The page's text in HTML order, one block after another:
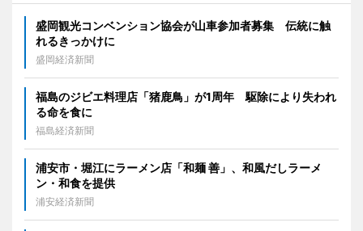
盛岡観光コンベンション協会が山車参加者募集 伝統に触
れるきっかけに
盛岡経済新聞
福島のジビエ料理店「猪鹿鳥」が1周年 駆除により失われ
る命を食に
福島経済新聞
浦安市・堀江にラーメン店「和麺 善」、和風だしラーメ
ン・和食を提供
浦安経済新聞